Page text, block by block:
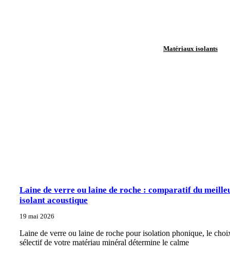
Matériaux isolants
Laine de verre ou laine de roche : comparatif du
isolant acoustique
19 mai 2026
Laine de verre ou laine de roche pour isolation phonique, le
sélectif de votre matériau minéral détermine le calme